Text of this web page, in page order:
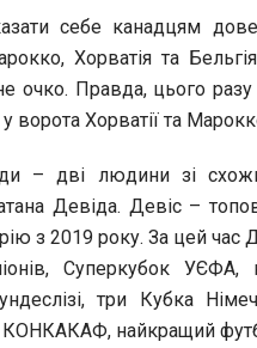
себе канадцям
Хорватія та
очко. Правда, цього разу
ворота Хорватії та
– дві людини зі
Девіда. Девіс –
з 2019 року. За цей час
Суперкубок УЄФА,
три Кубка
найкращий